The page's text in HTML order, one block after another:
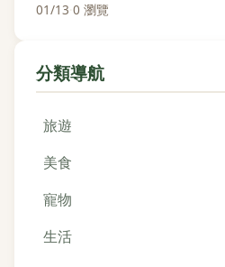
01/13·0 瀏覽
分類導航
旅遊
美食
寵物
生活